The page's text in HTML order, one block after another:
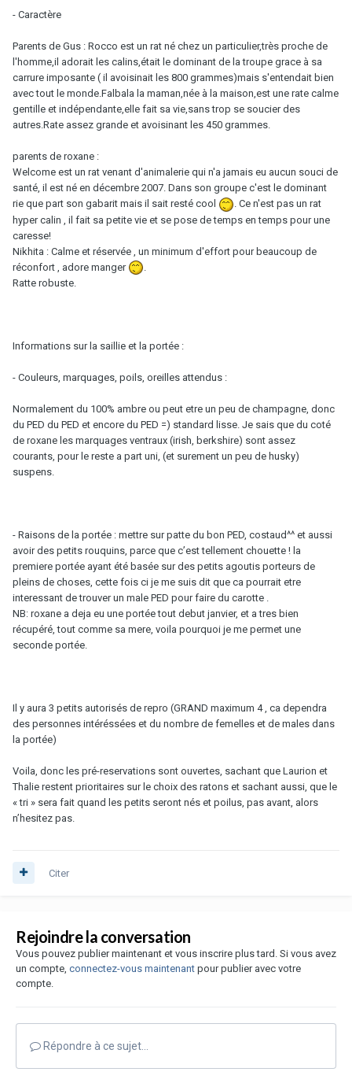
- Caractère
Parents de Gus : Rocco est un rat né chez un particulier,très proche de
l'homme,il adorait les calins,était le dominant de la troupe grace à sa
carrure imposante ( il avoisinait les 800 grammes)mais s'entendait bien
avec tout le monde.Falbala la maman,née à la maison,est une rate calme
gentille et indépendante,elle fait sa vie,sans trop se soucier des
autres.Rate assez grande et avoisinant les 450 grammes.
parents de roxane :
Welcome est un rat venant d'animalerie qui n'a jamais eu aucun souci de
santé, il est né en décembre 2007. Dans son groupe c'est le dominant
rie que part son gabarit mais il sait resté cool
. Ce n'est pas un rat
hyper calin , il fait sa petite vie et se pose de temps en temps pour une
caresse!
Nikhita : Calme et réservée , un minimum d'effort pour beaucoup de
réconfort , adore manger
Ratte robuste.
Informations sur la saillie et la portée :
- Couleurs, marquages, poils, oreilles attendus :
Normalement du 100% ambre ou peut etre un peu de champagne, donc
du PED du PED et encore du PED =) standard lisse. Je sais que du coté
de roxane les marquages ventraux (irish, berkshire) sont assez
courants, pour le reste a part uni, (et surement un peu de husky)
suspens.
- Raisons de la portée : mettre sur patte du bon PED, costaud^^ et aussi
avoir des petits rouquins, parce que c’est tellement chouette ! la
premiere portée ayant été basée sur des petits agoutis porteurs de
pleins de choses, cette fois ci je me suis dit que ca pourrait etre
interessant de trouver un male PED pour faire du carotte .
NB: roxane a deja eu une portée tout debut janvier, et a tres bien
récupéré, tout comme sa mere, voila pourquoi je me permet une
seconde portée.
Il y aura 3 petits autorisés de repro (GRAND maximum 4 , ca dependra
des personnes intéréssées et du nombre de femelles et de males dans
la portée)
Voila, donc les pré-reservations sont ouvertes, sachant que Laurion et
Thalie restent prioritaires sur le choix des ratons et sachant aussi, que le
« tri » sera fait quand les petits seront nés et poilus, pas avant, alors
n’hesitez pas.
Citer
Rejoindre la conversation
Vous pouvez publier maintenant et vous inscrire plus tard. Si vous avez
un compte, connectez-vous maintenant pour publier avec votre
compte.
Répondre à ce sujet…